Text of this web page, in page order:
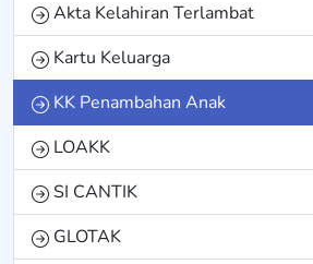
Akta Kelahiran Terlambat
Kartu Keluarga
KK Penambahan Anak
LOAKK
SI CANTIK
GLOTAK